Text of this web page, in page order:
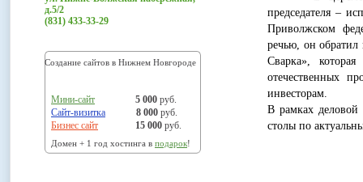
д.5/2
(831) 433-33-29
Создание сайтов в Нижнем Новгороде
Мини-сайт 5 000 руб.
Сайт-визитка
8 000 руб.
Бизнес сайт
15 000 руб.
Домен + 1 год хостинга в подарок!
председателя –
Приволжском
речью, он
Сварка»,
отечественных
инвесторам.
В рамках деловой
столы по